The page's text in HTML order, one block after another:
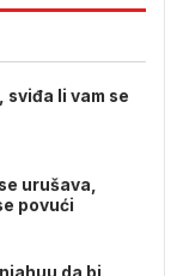
sviđa li vam se
urušava,
povući